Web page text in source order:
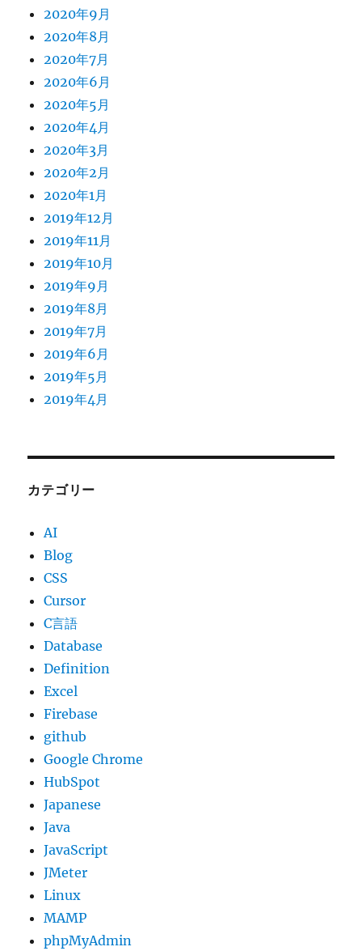
2020年9月
2020年8月
2020年7月
2020年6月
2020年5月
2020年4月
2020年3月
2020年2月
2020年1月
2019年12月
2019年11月
2019年10月
2019年9月
2019年8月
2019年7月
2019年6月
2019年5月
2019年4月
カテゴリー
AI
Blog
CSS
Cursor
C言語
Database
Definition
Excel
Firebase
github
Google Chrome
HubSpot
Japanese
Java
JavaScript
JMeter
Linux
MAMP
phpMyAdmin